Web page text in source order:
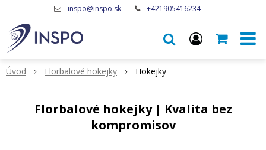
inspo@inspo.sk +421905416234
Úvod Florbalové hokejky Hokejky
Florbalové hokejky | Kvalita bez
kompromisov